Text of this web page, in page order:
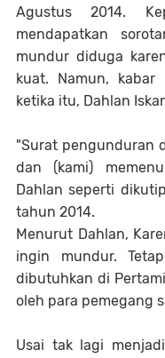
Agustus 2014.
mendapatkan
mundur diduga
kuat. Namun,
ketika itu, Dahlan
"Surat pengunduran
dan (kami)
Dahlan seperti
tahun 2014.
Menurut Dahlan,
ingin mundur.
dibutuhkan di
oleh para pemegang
Usai tak lagi